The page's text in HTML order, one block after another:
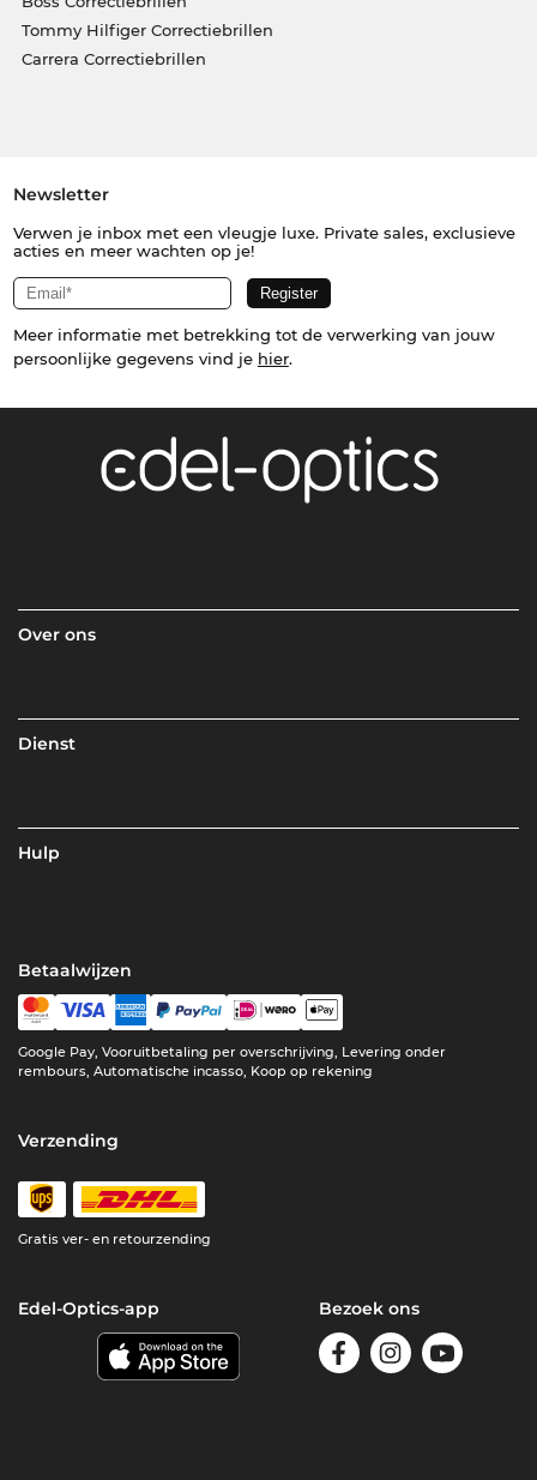
Tommy Hilfiger Correctiebrillen
Carrera Correctiebrillen
Newsletter
Verwen je inbox met een vleugje luxe. Private sales, exclusieve
acties en meer wachten op je!
Meer informatie met betrekking tot de verwerking van jouw
persoonlijke gegevens vind je hier.
Over ons
Dienst
Hulp
Betaalwijzen
Google Pay, Vooruitbetaling per overschrijving, Levering onder
rembours, Automatische incasso, Koop op rekening
Verzending
Gratis ver- en retourzending
Edel-Optics-app Bezoek ons